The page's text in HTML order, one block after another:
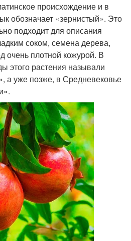
происхождение и в
обозначает «зернистый». Это
подходит для описания
соком, семена дерева,
очень плотной кожурой. В
этого растения называли
а уже позже, в Средневековье